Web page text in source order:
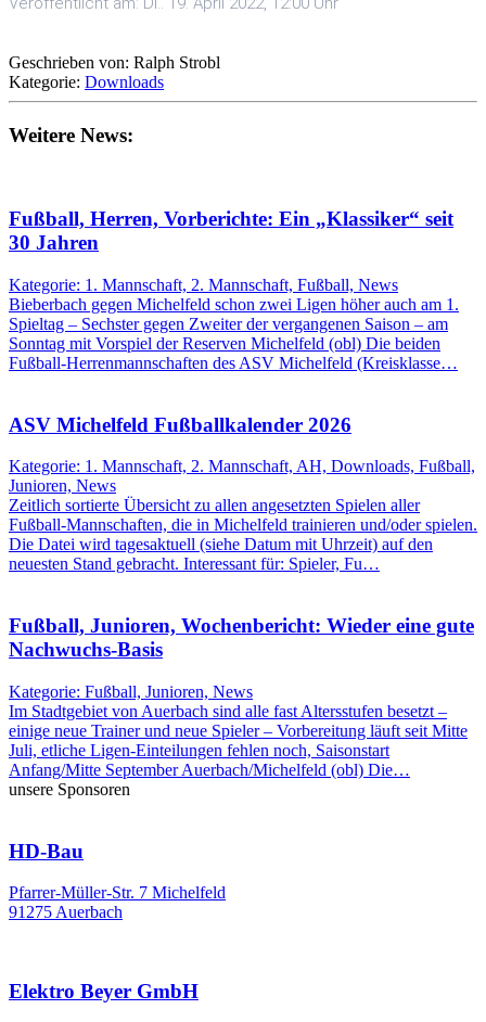
Geschrieben von: Ralph Strobl
Kategorie: Downloads
Weitere News:
Fußball, Herren, Vorberichte: Ein „Klassiker“ seit
30 Jahren
Kategorie: 1. Mannschaft, 2. Mannschaft, Fußball, News
Bieberbach gegen Michelfeld schon zwei Ligen höher auch am 1.
Spieltag – Sechster gegen Zweiter der vergangenen Saison – am
Sonntag mit Vorspiel der Reserven Michelfeld (obl) Die beiden
Fußball-Herrenmannschaften des ASV Michelfeld (Kreisklasse…
ASV Michelfeld Fußballkalender 2026
Kategorie: 1. Mannschaft, 2. Mannschaft, AH, Downloads, Fußball,
Junioren, News
Zeitlich sortierte Übersicht zu allen angesetzten Spielen aller
Fußball-Mannschaften, die in Michelfeld trainieren und/oder spielen.
Die Datei wird tagesaktuell (siehe Datum mit Uhrzeit) auf den
neuesten Stand gebracht. Interessant für: Spieler, Fu…
Fußball, Junioren, Wochenbericht: Wieder eine gute
Nachwuchs-Basis
Kategorie: Fußball, Junioren, News
Im Stadtgebiet von Auerbach sind alle fast Altersstufen besetzt –
einige neue Trainer und neue Spieler – Vorbereitung läuft seit Mitte
Juli, etliche Ligen-Einteilungen fehlen noch, Saisonstart
Anfang/Mitte September Auerbach/Michelfeld (obl) Die…
unsere Sponsoren
HD-Bau
Pfarrer-Müller-Str. 7 Michelfeld
91275 Auerbach
Elektro Beyer GmbH